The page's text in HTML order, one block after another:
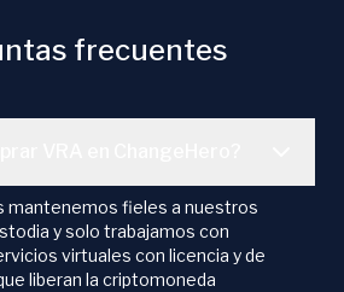
frecuentes
mantenemos fieles a nuestros
y solo trabajamos con
virtuales con licencia y de
liberan la criptomoneda